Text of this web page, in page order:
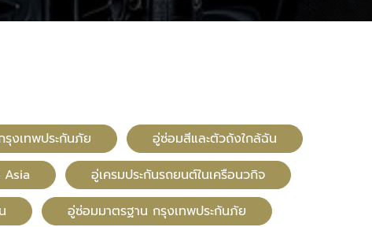
งเทพประกันภัย
อู่ซ่อมสีและตัวถังใกล้ฉัน
Asia
อู่เครมประกันรถยนต์ในเครือนวกิจ
อู่ซ่อมมาตรฐาน กรุงเทพประกันภัย